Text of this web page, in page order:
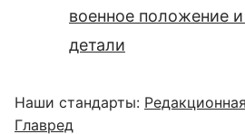
военное положение
детали
Наши стандарты:
Главред